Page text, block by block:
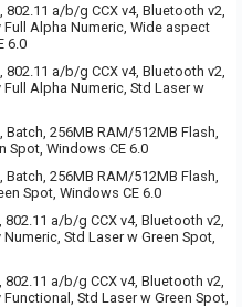
a/b/g CCX v4, Bluetooth v2,
Alpha Numeric, Wide aspect
6.0
a/b/g CCX v4, Bluetooth v2,
Alpha Numeric, Std Laser w
256MB RAM/512MB Flash,
Spot, Windows CE 6.0
256MB RAM/512MB Flash,
Spot, Windows CE 6.0
a/b/g CCX v4, Bluetooth v2,
Std Laser w Green Spot,
a/b/g CCX v4, Bluetooth v2,
Std Laser w Green Spot,